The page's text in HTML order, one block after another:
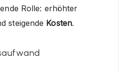
Rolle: erhöhter
steigende Kosten.